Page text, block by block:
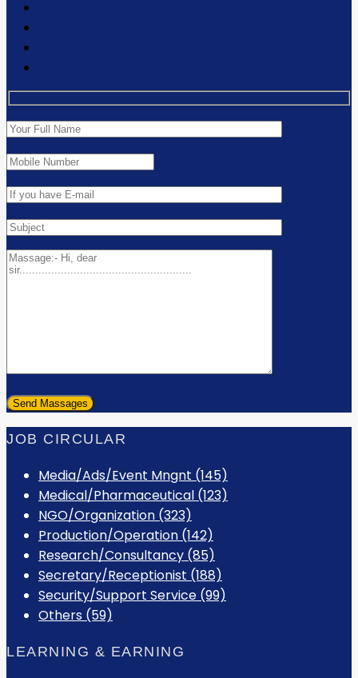
JOB CIRCULAR
Media/Ads/Event Mngnt (145)
Medical/Pharmaceutical (123)
NGO/Organization (323)
Production/Operation (142)
Research/Consultancy (85)
Secretary/Receptionist (188)
Security/Support Service (99)
Others (59)
LEARNING & EARNING